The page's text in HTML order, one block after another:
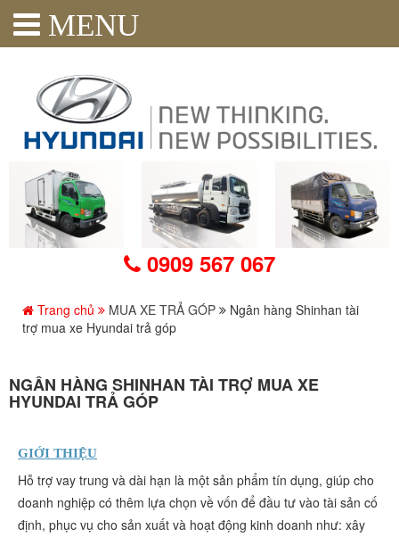
MENU
0909 567 067
Trang chủ MUA XE TRẢ GÓP
Ngân hàng Shinhan tài
trợ mua xe Hyundai trả góp
NGÂN HÀNG SHINHAN TÀI TRỢ MUA XE
HYUNDAI TRẢ GÓP
GIỚI THIỆU
Hỗ trợ vay trung và dài hạn là một sản phẩm tín dụng, giúp cho
doanh nghiệp có thêm lựa chọn về vốn để đầu tư vào tài sản cố
định, phục vụ cho sản xuất và hoạt động kinh doanh như: xây